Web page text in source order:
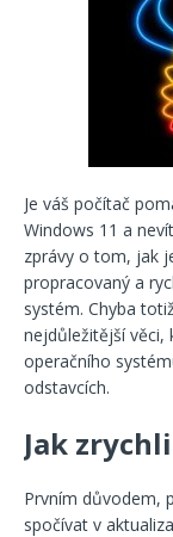
Je váš počítač
Windows 11 a
zprávy o tom, jak
propracovaný a
systém. Chyba
nejdůležitější věci,
operačního
odstavcích.
Jak
Prvním důvodem,
spočívat v